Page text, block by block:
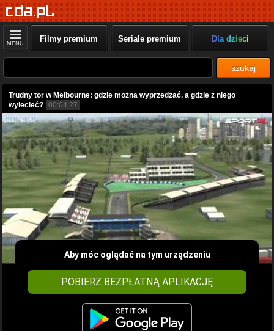
MENU Filmy premium Seriale premium Dla dzieci
szukaj
Trudny tor w Melbourne: gdzie można wyprzedzać, a gdzie z niego
wylecieć? 00:04:27
Aby móc oglądać na tym urządzeniu
POBIERZ BEZPŁATNĄ APLIKACJĘ